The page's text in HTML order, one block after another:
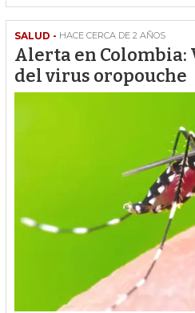
SALUD - HACE CERCA DE 2 AÑOS
Alerta en
del virus oropouche